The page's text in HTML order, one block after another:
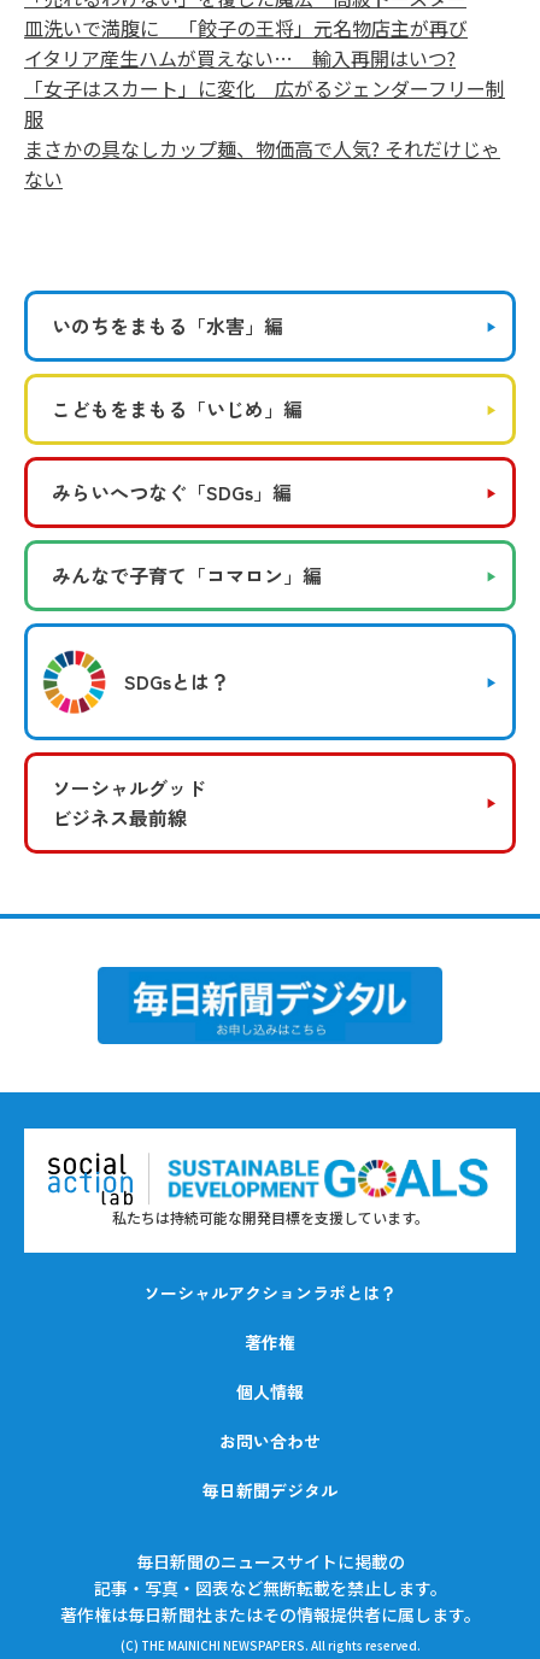
皿洗いで満腹に 「餃子の王将」元名物店主が再び
イタリア産生ハムが買えない… 輸入再開はいつ?
「女子はスカート」に変化 広がるジェンダーフリー制
服
まさかの具なしカップ麺、物価高で人気? それだけじゃ
ない
いのちをまもる 「水害」編
こどもをまもる 「いじめ」編
みらいへつなぐ 「SDGs」編
みんなで子育て 「コマロン」編
SDGsとは？
ソーシャルグッド
ビジネス最前線
私たちは持続可能な開発目標を支援しています。
ソーシャルアクションラボとは？
著作権
個人情報
お問い合わせ
毎日新聞デジタル
毎日新聞のニュースサイトに掲載の
記事・写真・図表など無断転載を禁止します。
著作権は毎日新聞社またはその情報提供者に属します。
(C) THE MAINICHI NEWSPAPERS. All rights reserved.